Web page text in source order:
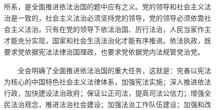
所系，是全面推进依法治国的题中应有之义。党的领导和社会主义法
治是一致的，社会主义法治必须坚持党的领导，党的领导必须依靠社
会主义法治。只有在党的领导下依法治国、厉行法治，人民当家作主
才能充分实现，国家和社会生活法治化才能有序推进。依法执政，既
要求党依据宪法法律治国理政，也要求党依据党内法规管党治党。
全会明确了全面推进依法治国的重大任务，这就是：完善以宪法
为核心的中国特色社会主义法律体系，加强宪法实施；深入推进依法
行政，加快建设法治政府；保证公正司法，提高司法公信力；增强全
民法治观念，推进法治社会建设；加强法治工作队伍建设；加强和改